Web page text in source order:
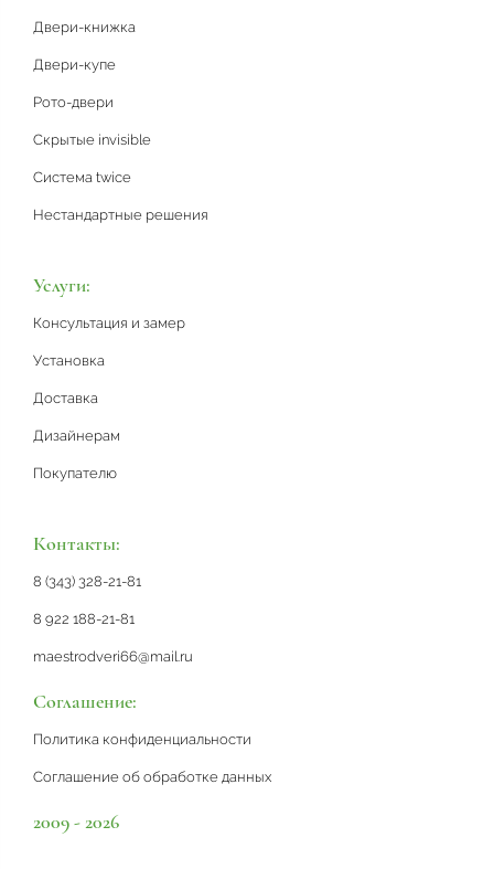
Двери-книжка
Двери-купе
Рото-двери
Скрытые invisible
Система twice
Нестандартные решения
Услуги:
Консультация и замер
Установка
Доставка
Дизайнерам
Покупателю
Контакты:
8 (343) 328-21-81
8 922 188-21-81
maestrodveri66@mail.ru
Соглашение:
Политика конфиденциальности
Соглашение об обработке данных
2009 - 2026